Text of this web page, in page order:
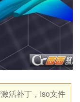
活补丁，iso文件